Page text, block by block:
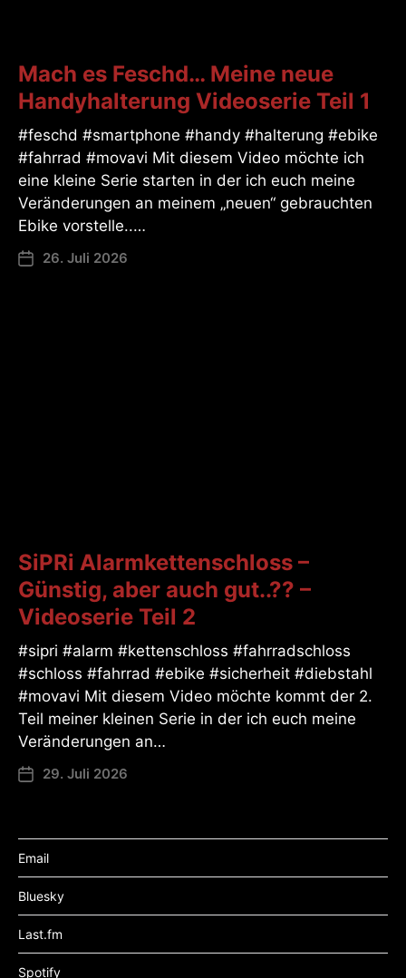
Mach es Feschd… Meine neue
Handyhalterung Videoserie Teil 1
#feschd #smartphone #handy #halterung #ebike
#fahrrad #movavi Mit diesem Video möchte ich
eine kleine Serie starten in der ich euch meine
Veränderungen an meinem „neuen“ gebrauchten
Ebike vorstelle..…
26. Juli 2026
SiPRi Alarmkettenschloss –
Günstig, aber auch gut..?? –
Videoserie Teil 2
#sipri #alarm #kettenschloss #fahrradschloss
#schloss #fahrrad #ebike #sicherheit #diebstahl
#movavi Mit diesem Video möchte kommt der 2.
Teil meiner kleinen Serie in der ich euch meine
Veränderungen an…
29. Juli 2026
Email
Bluesky
Last.fm
Spotify